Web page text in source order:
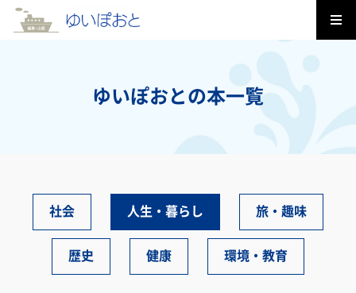
ゆいぽおとの本一覧
社会 人生・暮らし 旅・趣味
歴史 健康 環境・教育